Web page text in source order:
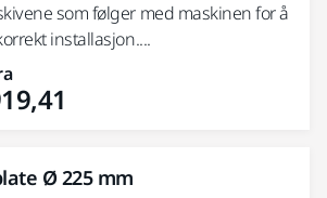
som følger med maskinen for å
installasjon....
Ø 225 mm